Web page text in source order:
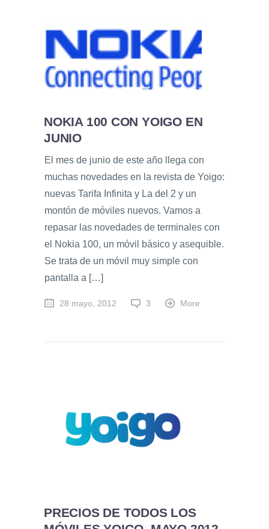
NOKIA 100 CON YOIGO EN
JUNIO
El mes de junio de este año llega con
muchas novedades en la revista de Yoigo:
nuevas Tarifa Infinita y La del 2 y un
montón de móviles nuevos. Vamos a
repasar las novedades de terminales con
el Nokia 100, un móvil básico y asequible.
Se trata de un móvil muy simple con
pantalla a […]
28 mayo, 2012 3 More
PRECIOS DE TODOS LOS